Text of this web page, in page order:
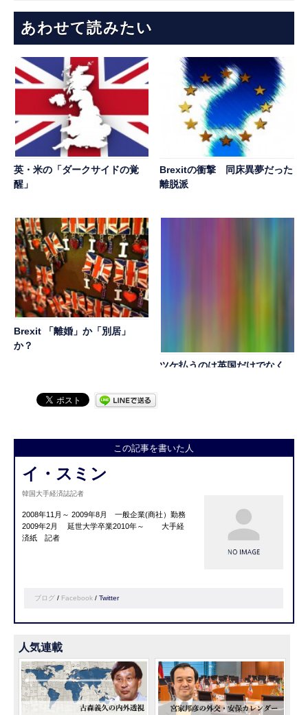
あわせて読みたい
英・米の「ダークサイドの覚
醒」
Brexitの衝撃 同床異夢だった
離脱派
Brexit 「離婚」か「別居」
か？
ツケ払うのは英国だけでなく
この記事を書いた人
イ・スミン
韓国大手経済誌記者
2008年11月～ 2009年8月 一般企業(商社）勤務
2009年2月 延世大学卒業2010年～ 大手経
済紙 記者
ブログ / Facebook /Twitter
人気連載